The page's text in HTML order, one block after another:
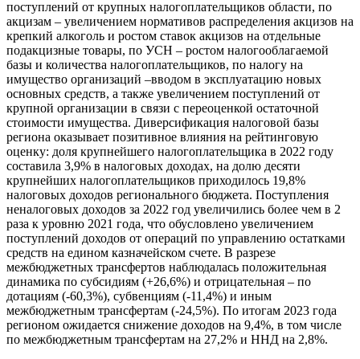
поступлений от крупных налогоплательщиков области, по
акцизам – увеличением нормативов распределения акцизов на
крепкий алкоголь и ростом ставок акцизов на отдельные
подакцизные товары, по УСН – ростом налогооблагаемой
базы и количества налогоплательщиков, по налогу на
имущество организаций –вводом в эксплуатацию новых
основных средств, а также увеличением поступлений от
крупной организации в связи с переоценкой остаточной
стоимости имущества. Диверсификация налоговой базы
региона оказывает позитивное влияния на рейтинговую
оценку: доля крупнейшего налогоплательщика в 2022 году
составила 3,9% в налоговых доходах, на долю десяти
крупнейших налогоплательщиков приходилось 19,8%
налоговых доходов регионального бюджета. Поступления
неналоговых доходов за 2022 год увеличились более чем в 2
раза к уровню 2021 года, что обусловлено увеличением
поступлений доходов от операций по управлению остатками
средств на едином казначейском счете. В разрезе
межбюджетных трансфертов наблюдалась положительная
динамика по субсидиям (+26,6%) и отрицательная – по
дотациям (-60,3%), субвенциям (-11,4%) и иным
межбюджетным трансфертам (-24,5%). По итогам 2023 года
регионом ожидается снижение доходов на 9,4%, в том числе
по межбюджетным трансфертам на 27,2% и ННД на 2,8%.